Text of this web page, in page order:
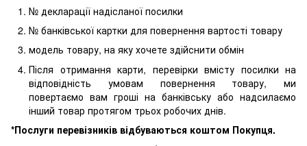
№ декларації надісланої посилки
№ банківської картки для повернення вартості товару
модель товару, на яку хочете здійснити обмін
Після отримання карти, перевірки вмісту посилки на
відповідність умовам повернення товару, ми
повертаємо вам гроші на банківську або надсилаємо
інший товар протягом трьох робочих днів.
*Послуги перевізників відбуваються коштом Покупця.